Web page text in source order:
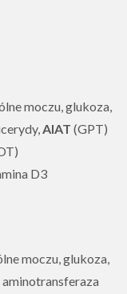
moczu, glukoza,
AlAT (GPT)
D3
moczu, glukoza,